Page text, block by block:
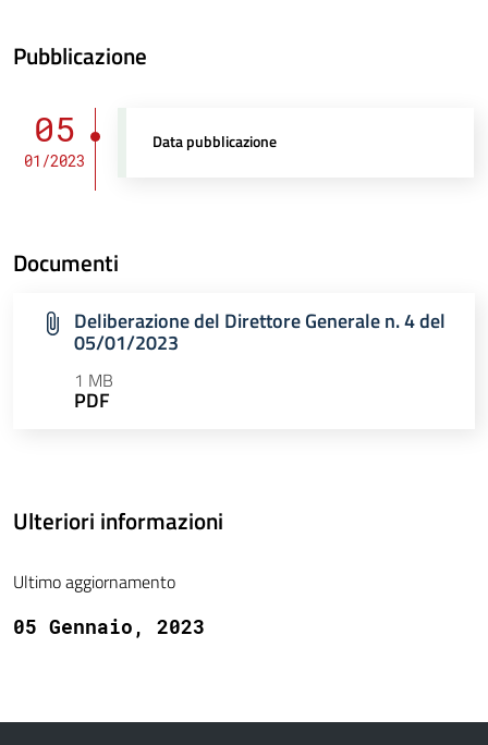
Pubblicazione
05
01/2023
Data pubblicazione
Documenti
Deliberazione del Direttore Generale n. 4 del
05/01/2023
1 MB
PDF
Ulteriori informazioni
Ultimo aggiornamento
05 Gennaio, 2023